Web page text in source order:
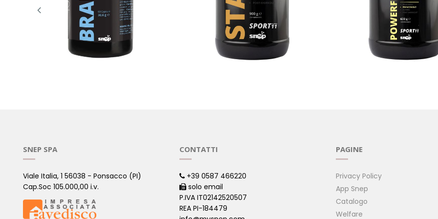
SNEP SPA
Viale Italia, 1 56038 - Ponsacco (PI)
Cap.Soc 105.000,00 i.v.
CONTATTI
+39 0587 466220
solo email
P.IVA IT02142520507
REA PI-184479
PAGINE
Privacy Policy
App Snep
Catalogo
Welfare